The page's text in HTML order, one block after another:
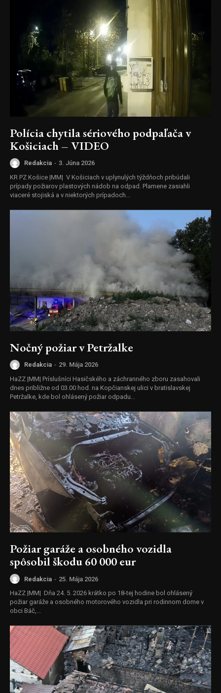
Polícia chytila sériového podpaľača v
Košiciach – VIDEO
Redakcia - 3. Júna 2026
KR PZ Košice |MM| V Košiciach v uplynulých týždňoch pribúdali
prípady požiarov plastových nádob na odpad. Plamene zasiahli
viaceré stojiská a v niektorých prípadoch...
Nočný požiar v Petržalke
Redakcia - 29. Mája 2026
HaZZ |MM| Príslušníci Hasičského a záchranného zboru zasahovali
dnes približne od 03.00 hod. na Kopčianskej ulici v bratislavskej
Petržalke, kde bol ohlásený požiar odpadu...
Požiar garáže a osobného vozidla
spôsobil škodu 60 000 eur
Redakcia - 25. Mája 2026
HaZZ |MM| Dňa 24. 5. 2026 krátko po 18-tej hodine bol ohlásený
požiar garáže a osobného motorového vozidla pri rodinnom dome v
obci Báč,...